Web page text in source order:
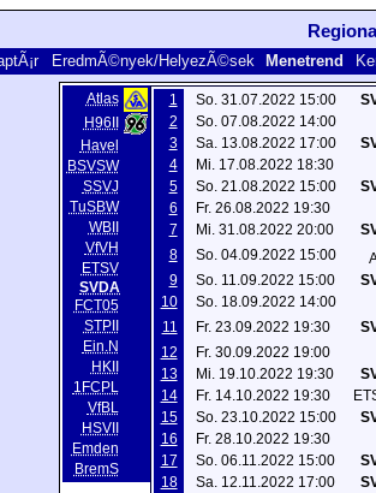
EredmÃ©nyek/HelyezÃ©sek Menetrend
Atlas
H96II
Havel
BSVSW
SSVJ
TuSBW
WBII
VfVH
ETSV
SVDA
FCT05
STPII
Ein.N
HKII
1FCPL
VfBL
HSVII
Emden
BremS
1 So. 31.07.2022 15:00
2
So. 07.08.2022 14:00
3
Sa. 13.08.2022 17:00
4
Mi. 17.08.2022 18:30
5
So. 21.08.2022 15:00
6
Fr. 26.08.2022 19:30
7
Mi. 31.08.2022 20:00
8
So. 04.09.2022 15:00
9
So. 11.09.2022 15:00
10
So. 18.09.2022 14:00
11
Fr. 23.09.2022 19:30
12
Fr. 30.09.2022 19:00
13
Mi. 19.10.2022 19:30
14
Fr. 14.10.2022 19:30
15
So. 23.10.2022 15:00
16
Fr. 28.10.2022 19:30
17
So. 06.11.2022 15:00
18
Sa. 12.11.2022 17:00